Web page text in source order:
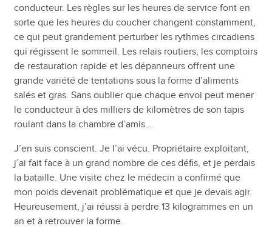
conducteur. Les règles sur les heures de service font en
sorte que les heures du coucher changent constamment,
ce qui peut grandement perturber les rythmes circadiens
qui régissent le sommeil. Les relais routiers, les comptoirs
de restauration rapide et les dépanneurs offrent une
grande variété de tentations sous la forme d’aliments
salés et gras. Sans oublier que chaque envoi peut mener
le conducteur à des milliers de kilomètres de son tapis
roulant dans la chambre d’amis…
J’en suis conscient. Je l’ai vécu. Propriétaire exploitant,
j’ai fait face à un grand nombre de ces défis, et je perdais
la bataille. Une visite chez le médecin a confirmé que
mon poids devenait problématique et que je devais agir.
Heureusement, j’ai réussi à perdre 13 kilogrammes en un
an et à retrouver la forme.